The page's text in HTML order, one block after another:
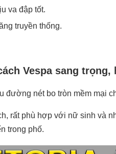
va đập tốt.
truyền thống.
Vespa sang
đường nét bo tròn mềm mại
rất phù hợp với nữ sinh và
trong phố.